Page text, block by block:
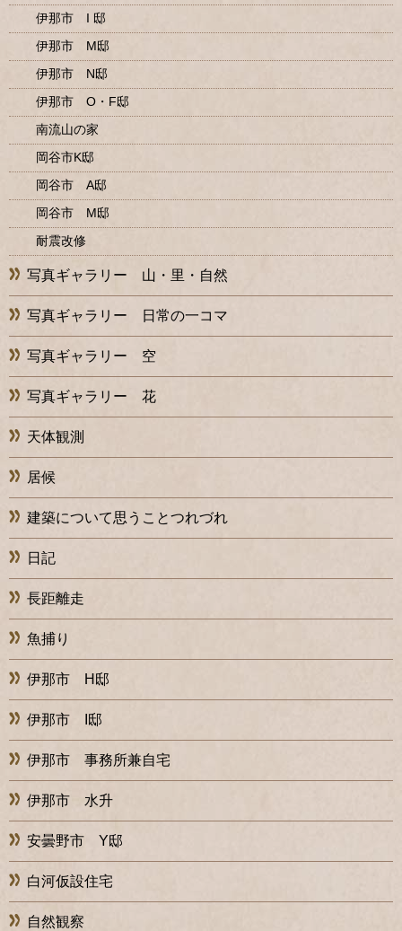
伊那市 I 邸
伊那市 M邸
伊那市 N邸
伊那市 O・F邸
南流山の家
岡谷市K邸
岡谷市 A邸
岡谷市 M邸
耐震改修
写真ギャラリー 山・里・自然
写真ギャラリー 日常の一コマ
写真ギャラリー 空
写真ギャラリー 花
天体観測
居候
建築について思うことつれづれ
日記
長距離走
魚捕り
伊那市 H邸
伊那市 I邸
伊那市 事務所兼自宅
伊那市 水升
安曇野市 Y邸
白河仮設住宅
自然観察